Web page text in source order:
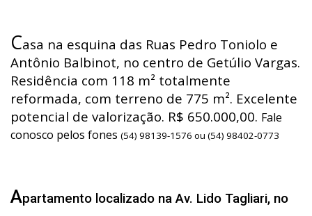
Casa na esquina das Ruas Pedro Toniolo e
Antônio Balbinot, no centro de Getúlio Vargas.
Residência com 118 m² totalmente
reformada, com terreno de 775 m². Excelente
potencial de valorização. R$ 650.000,00. Fale
conosco pelos fones (54) 98139-1576 ou (54) 98402-0773
Apartamento localizado na Av. Lido Tagliari, no